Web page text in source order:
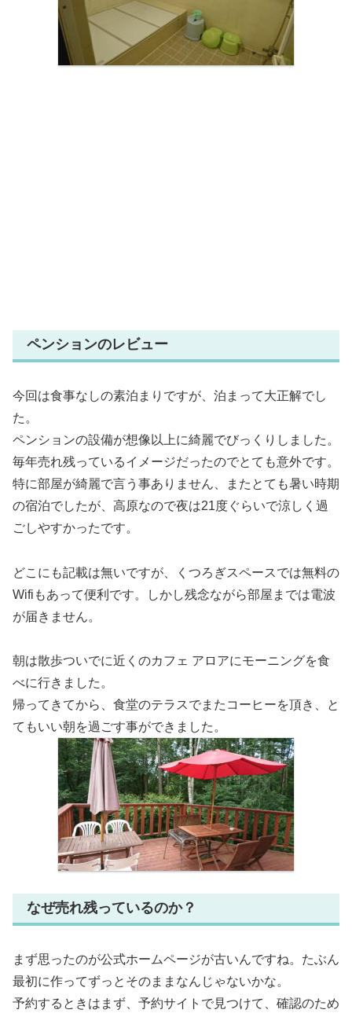
ペンションのレビュー
今回は食事なしの素泊まりですが、泊まって大正解でし
た。
ペンションの設備が想像以上に綺麗でびっくりしました。
毎年売れ残っているイメージだったのでとても意外です。
特に部屋が綺麗で言う事ありません、またとても暑い時期
の宿泊でしたが、高原なので夜は21度ぐらいで涼しく過
ごしやすかったです。
どこにも記載は無いですが、くつろぎスペースでは無料の
Wifiもあって便利です。しかし残念ながら部屋までは電波
が届きません。
朝は散歩ついでに近くのカフェ アロアにモーニングを食
べに行きました。
帰ってきてから、食堂のテラスでまたコーヒーを頂き、と
てもいい朝を過ごす事ができました。
なぜ売れ残っているのか？
まず思ったのが公式ホームページが古いんですね。たぶん
最初に作ってずっとそのままなんじゃないかな。
予約するときはまず、予約サイトで見つけて、確認のため